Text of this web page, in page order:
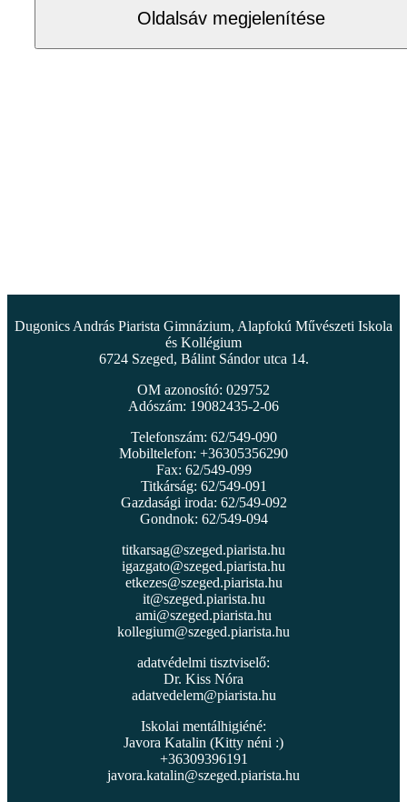
Oldalsáv megjelenítése
Dugonics András Piarista Gimnázium, Alapfokú Művészeti Iskola
és Kollégium
6724 Szeged, Bálint Sándor utca 14.
OM azonosító: 029752
Adószám: 19082435-2-06
Telefonszám: 62/549-090
Mobiltelefon: +36305356290
Fax: 62/549-099
Titkárság: 62/549-091
Gazdasági iroda: 62/549-092
Gondnok: 62/549-094
titkarsag@szeged.piarista.hu
igazgato@szeged.piarista.hu
etkezes@szeged.piarista.hu
it@szeged.piarista.hu
ami@szeged.piarista.hu
kollegium@szeged.piarista.hu
adatvédelmi tisztviselő:
Dr. Kiss Nóra
adatvedelem@piarista.hu
Iskolai mentálhigiéné:
Javora Katalin (Kitty néni :)
+36309396191
javora.katalin@szeged.piarista.hu